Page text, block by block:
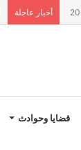
أخبار عاجلة
قضايا وحوادث